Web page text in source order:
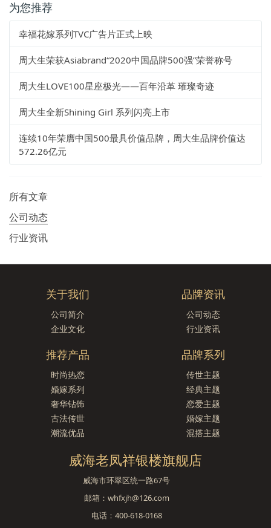
为您推荐
幸福花嫁系列TVC广告片正式上映
周大生荣获Asiabrand“2020中国品牌500强”荣誉称号
周大生LOVE100星座极光——百年沿革 璀璨奇迹
周大生全新Shining Girl 系列闪亮上市
连续10年荣膺中国500最具价值品牌，周大生品牌价值达
572.26亿元
所有文章
公司动态
行业资讯
关于我们
公司简介
企业文化
品牌资讯
公司动态
行业资讯
推荐产品
时尚热恋
婚嫁系列
奢华钻饰
古法传世
潮流优品
品牌系列
传世主题
经典主题
恋爱主题
婚嫁主题
混搭主题
威海老凤祥银楼旗舰店
威海市环翠区统一路67号
邮箱：whfxjh@126.com
电话：400-618-0168